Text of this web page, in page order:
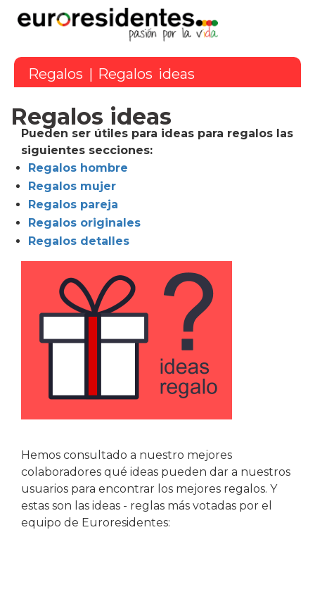
Regalos | Regalos ideas
Regalos ideas
Pueden ser útiles para ideas para regalos las
siguientes secciones:
Regalos hombre
Regalos mujer
Regalos pareja
Regalos originales
Regalos detalles
Hemos consultado a nuestro mejores
colaboradores qué ideas pueden dar a nuestros
usuarios para encontrar los mejores regalos. Y
estas son las ideas - reglas más votadas por el
equipo de Euroresidentes: